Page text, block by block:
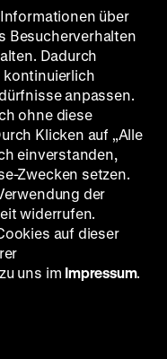
protestantisch. Hell
Metropolen.
mega-churches
mit mehreren
und
Gotteshäuser als
Kim Jae-hwan
der Skandale auf,
in den
Vadisenthält auch
Zwischendurch
mit dem
der
(lf)
über
Besucherverhalten
Dadurch
kontinuierlich
anpassen.
ohne diese
Klicken auf „Alle
einverstanden,
Zwecken setzen.
der
widerrufen.
auf dieser
uns im Impressum.